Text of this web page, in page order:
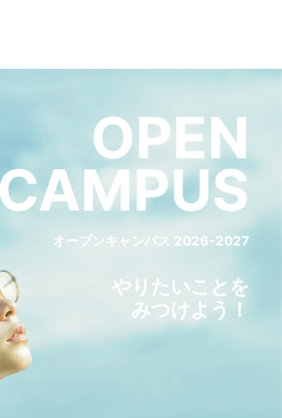
OPEN
オープンキャンパス 2026-2027
やりたいことを
みつけよう！